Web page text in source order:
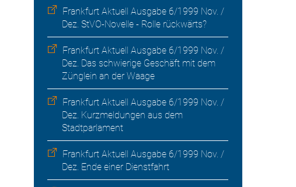
Frankfurt Aktuell Ausgabe 6/1999 Nov. /
Dez. StVO-Novelle - Rolle rückwärts?
Frankfurt Aktuell Ausgabe 6/1999 Nov. /
Dez. Das schwierige Geschäft mit dem
Zünglein an der Waage
Frankfurt Aktuell Ausgabe 6/1999 Nov. /
Dez. Kurzmeldungen aus dem
Stadtparlament
Frankfurt Aktuell Ausgabe 6/1999 Nov. /
Dez. Ende einer Dienstfahrt